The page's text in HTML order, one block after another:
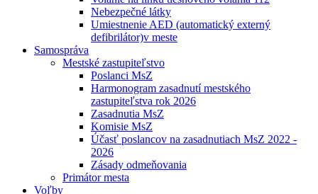
Nebezpečné látky
Umiestnenie AED (automatický externý
defibrilátor)v meste
Samospráva
Mestské zastupiteľstvo
Poslanci MsZ
Harmonogram zasadnutí mestského
zastupiteľstva rok 2026
Zasadnutia MsZ
Komisie MsZ
Účasť poslancov na zasadnutiach MsZ 2022 -
2026
Zásady odmeňovania
Primátor mesta
Voľby